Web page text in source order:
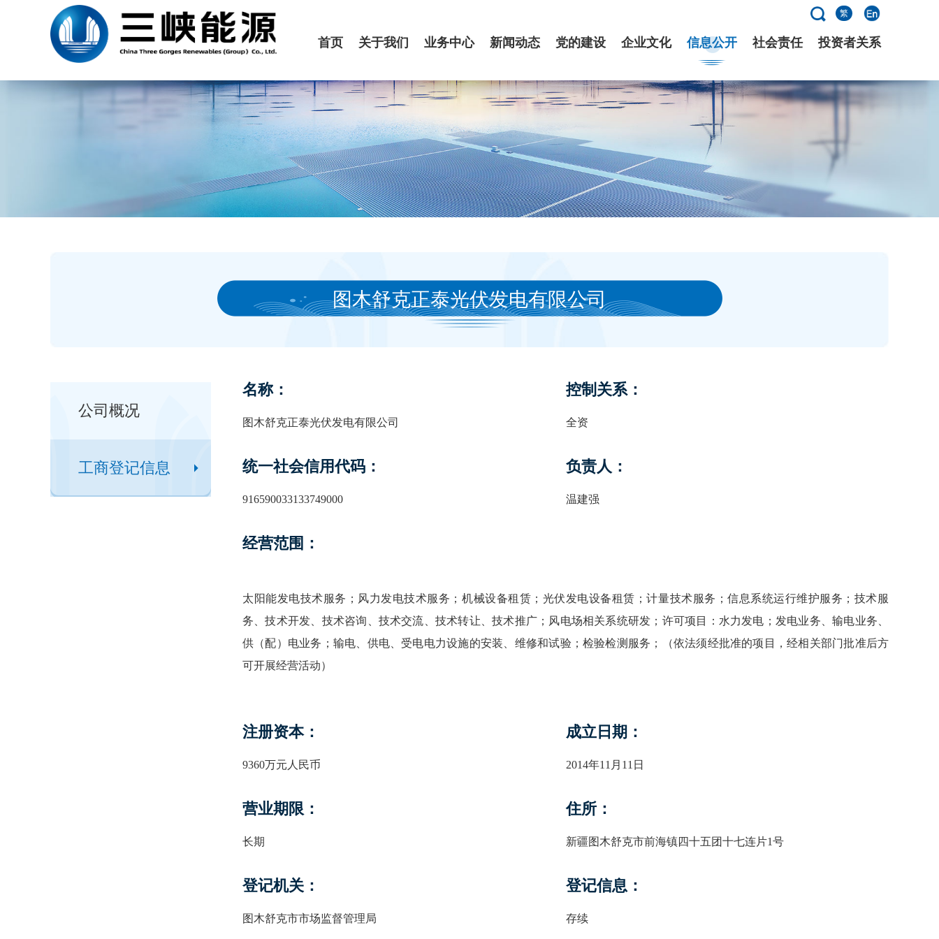
繁
首页 关于我们 业务中心 新闻动态 党的建设 企业文化 信息公开 社会责任 投资者关系
图木舒克正泰光伏发电有限公司
公司概况
工商登记信息
名称：
图木舒克正泰光伏发电有限公司
控制关系：
全资
统一社会信用代码：
916590033133749000
负责人：
温建强
经营范围：
太阳能发电技术服务；风力发电技术服务；机械设备租赁；光伏发电设备租赁；计量技术服务；信息系统运行维护服务；技术服
务、技术开发、技术咨询、技术交流、技术转让、技术推广；风电场相关系统研发；许可项目：水力发电；发电业务、输电业务、
供（配）电业务；输电、供电、受电电力设施的安装、维修和试验；检验检测服务；（依法须经批准的项目，经相关部门批准后方
可开展经营活动）
注册资本：
9360万元人民币
成立日期：
2014年11月11日
营业期限：
长期
住所：
新疆图木舒克市前海镇四十五团十七连片1号
登记机关：
图木舒克市市场监督管理局
登记信息：
存续